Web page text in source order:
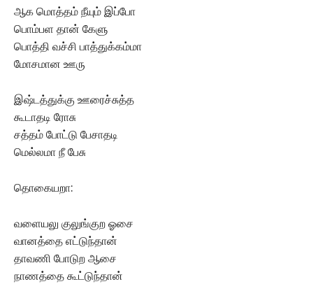
ஆக மொத்தம் நீயும் இப்போ
பொம்பள தான் கேளு
பொத்தி வச்சி பாத்துக்கம்மா
மோசமான ஊரு
இஷ்டத்துக்கு ஊரைச்சுத்த
கூடாதடி ரோசு
சத்தம் போட்டு பேசாதடி
மெல்லமா நீ பேசு
தொகையறா:
வளையலு குலுங்குற ஓசை
வானத்தை எட்டுந்தான்
தாவணி போடுற ஆசை
நாணத்தை கூட்டுந்தான்